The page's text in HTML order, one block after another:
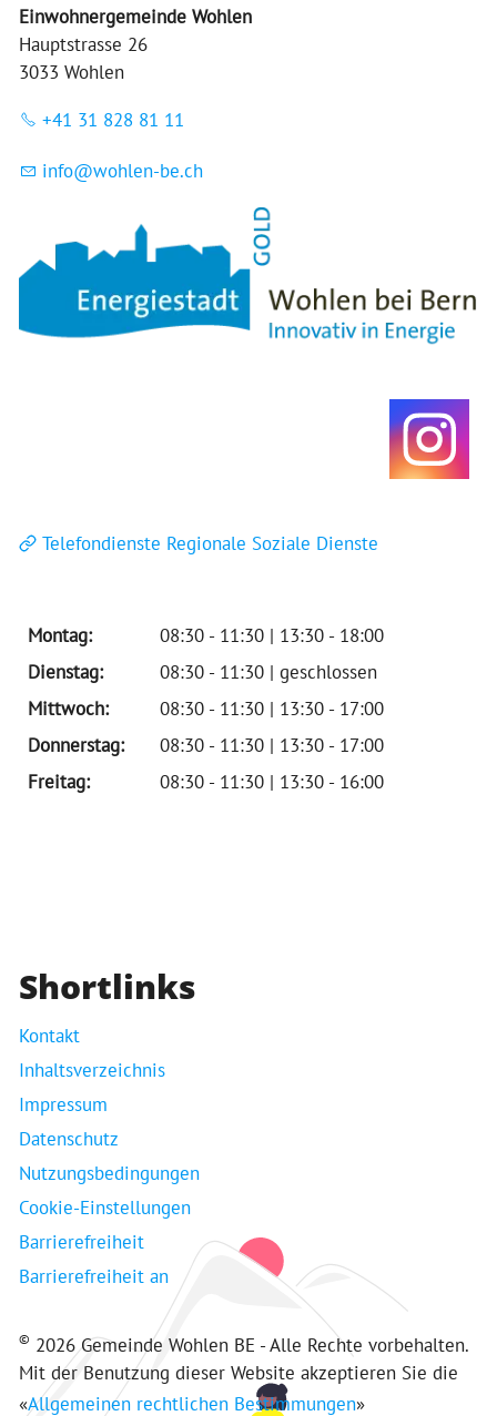
Einwohnergemeinde Wohlen
Hauptstrasse 26
3033 Wohlen
+41 31 828 81 11
nf w hl n-b ch
Telefondienste Regionale Soziale Dienste
Montag:
08:30 - 11:30 | 13:30 - 18:00
Dienstag:
08:30 - 11:30 | geschlossen
Mittwoch:
08:30 - 11:30 | 13:30 - 17:00
Donnerstag:
08:30 - 11:30 | 13:30 - 17:00
Freitag:
08:30 - 11:30 | 13:30 - 16:00
Shortlinks
Kontakt
Inhaltsverzeichnis
Impressum
Datenschutz
Nutzungsbedingungen
Cookie-Einstellungen
Barrierefreiheit
Barrierefreiheit an
© 2026 Gemeinde Wohlen BE - Alle Rechte vorbehalten.
Mit der Benutzung dieser Website akzeptieren Sie die
«Allgemeinen rechtlichen Bestimmungen»